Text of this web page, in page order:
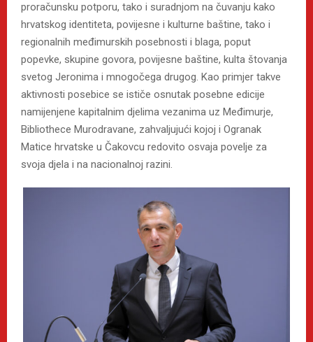
proračunsku potporu, tako i suradnjom na čuvanju kako
hrvatskog identiteta, povijesne i kulturne baštine, tako i
regionalnih međimurskih posebnosti i blaga, poput
popevke, skupine govora, povijesne baštine, kulta štovanja
svetog Jeronima i mnogočega drugog. Kao primjer takve
aktivnosti posebice se ističe osnutak posebne edicije
namijenjene kapitalnim djelima vezanima uz Međimurje,
Bibliothece Murodravane, zahvaljujući kojoj i Ogranak
Matice hrvatske u Čakovcu redovito osvaja povelje za
svoja djela i na nacionalnoj razini.